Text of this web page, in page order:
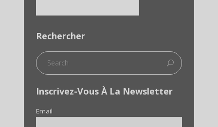
Rechercher
Inscrivez-Vous À La Newsletter
Email